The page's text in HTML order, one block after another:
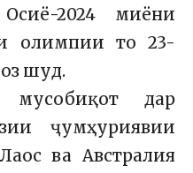
2024 миёни
олимпии то 23-
шуд.
мусобиқот дар
ҷумҳуриявии
ва Австралия